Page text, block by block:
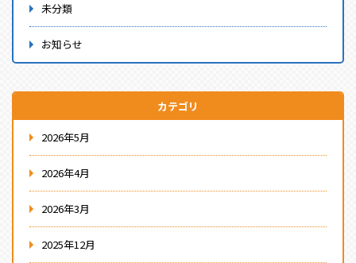
未分類
お知らせ
カテゴリ
2026年5月
2026年4月
2026年3月
2025年12月